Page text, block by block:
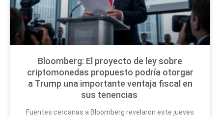
Bloomberg: El proyecto de ley sobre
criptomonedas propuesto podría otorgar
a Trump una importante ventaja fiscal en
sus tenencias
Fuentes cercanas a Bloomberg revelaron este jueves